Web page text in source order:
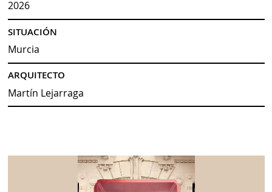
2026
SITUACIÓN
Murcia
ARQUITECTO
Martín Lejarraga